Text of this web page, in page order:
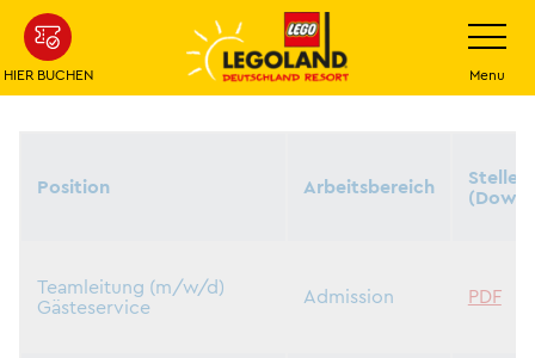
Weiter
zum
Hauptinhalt
HIER BUCHEN Menu
Position Arbeitsbereich
Teamleitung (m/w/d)
Gästeservice
Admission PDF